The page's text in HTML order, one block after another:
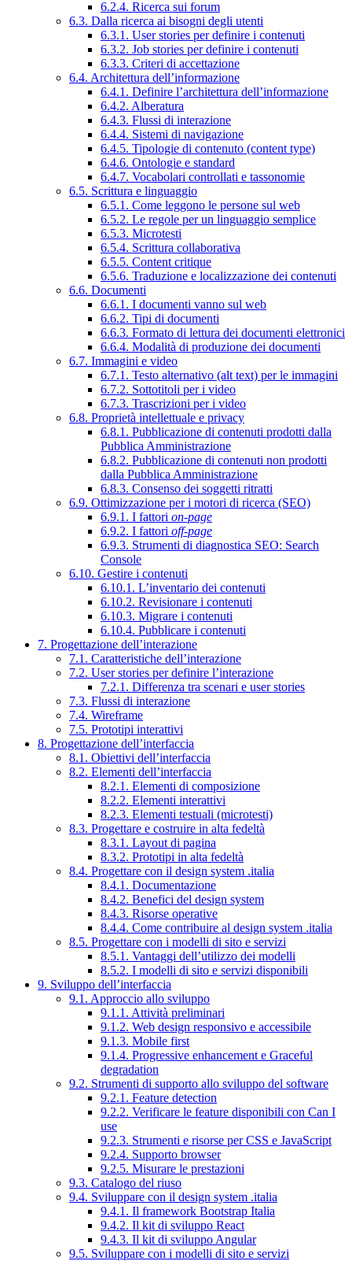
6.2.4. Ricerca sui forum
6.3. Dalla ricerca ai bisogni degli utenti
6.3.1. User stories per definire i contenuti
6.3.2. Job stories per definire i contenuti
6.3.3. Criteri di accettazione
6.4. Architettura dell’informazione
6.4.1. Definire l’architettura dell’informazione
6.4.2. Alberatura
6.4.3. Flussi di interazione
6.4.4. Sistemi di navigazione
6.4.5. Tipologie di contenuto (content type)
6.4.6. Ontologie e standard
6.4.7. Vocabolari controllati e tassonomie
6.5. Scrittura e linguaggio
6.5.1. Come leggono le persone sul web
6.5.2. Le regole per un linguaggio semplice
6.5.3. Microtesti
6.5.4. Scrittura collaborativa
6.5.5. Content critique
6.5.6. Traduzione e localizzazione dei contenuti
6.6. Documenti
6.6.1. I documenti vanno sul web
6.6.2. Tipi di documenti
6.6.3. Formato di lettura dei documenti elettronici
6.6.4. Modalità di produzione dei documenti
6.7. Immagini e video
6.7.1. Testo alternativo (alt text) per le immagini
6.7.2. Sottotitoli per i video
6.7.3. Trascrizioni per i video
6.8. Proprietà intellettuale e privacy
6.8.1. Pubblicazione di contenuti prodotti dalla
Pubblica Amministrazione
6.8.2. Pubblicazione di contenuti non prodotti
dalla Pubblica Amministrazione
6.8.3. Consenso dei soggetti ritratti
6.9. Ottimizzazione per i motori di ricerca (SEO)
6.9.1. I fattori on-page
6.9.2. I fattori off-page
6.9.3. Strumenti di diagnostica SEO: Search
Console
6.10. Gestire i contenuti
6.10.1. L’inventario dei contenuti
6.10.2. Revisionare i contenuti
6.10.3. Migrare i contenuti
6.10.4. Pubblicare i contenuti
7. Progettazione dell’interazione
7.1. Caratteristiche dell’interazione
7.2. User stories per definire l’interazione
7.2.1. Differenza tra scenari e user stories
7.3. Flussi di interazione
7.4. Wireframe
7.5. Prototipi interattivi
8. Progettazione dell’interfaccia
8.1. Obiettivi dell’interfaccia
8.2. Elementi dell’interfaccia
8.2.1. Elementi di composizione
8.2.2. Elementi interattivi
8.2.3. Elementi testuali (microtesti)
8.3. Progettare e costruire in alta fedeltà
8.3.1. Layout di pagina
8.3.2. Prototipi in alta fedeltà
8.4. Progettare con il design system .italia
8.4.1. Documentazione
8.4.2. Benefici del design system
8.4.3. Risorse operative
8.4.4. Come contribuire al design system .italia
8.5. Progettare con i modelli di sito e servizi
8.5.1. Vantaggi dell’utilizzo dei modelli
8.5.2. I modelli di sito e servizi disponibili
9. Sviluppo dell’interfaccia
9.1. Approccio allo sviluppo
9.1.1. Attività preliminari
9.1.2. Web design responsivo e accessibile
9.1.3. Mobile first
9.1.4. Progressive enhancement e Graceful
degradation
9.2. Strumenti di supporto allo sviluppo del software
9.2.1. Feature detection
9.2.2. Verificare le feature disponibili con Can I
use
9.2.3. Strumenti e risorse per CSS e JavaScript
9.2.4. Supporto browser
9.2.5. Misurare le prestazioni
9.3. Catalogo del riuso
9.4. Sviluppare con il design system .italia
9.4.1. Il framework Bootstrap Italia
9.4.2. Il kit di sviluppo React
9.4.3. Il kit di sviluppo Angular
9.5. Sviluppare con i modelli di sito e servizi